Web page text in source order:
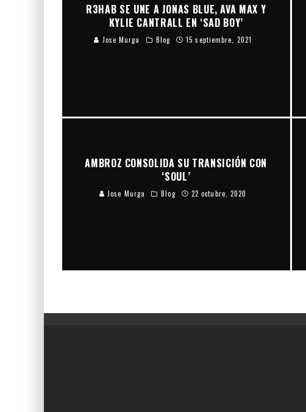
R3HAB SE UNE A JONAS BLUE, AVA MAX Y
KYLIE CANTRALL EN ‘SAD BOY’
Jose Murga Blog 15 septiembre, 2021
AMBROZ CONSOLIDA SU TRANSICIÓN CON
‘SOUL’
Jose Murga Blog 22 octubre, 2020